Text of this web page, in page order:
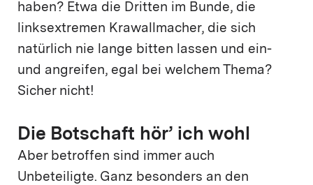
haben? Etwa die Dritten im Bunde, die
linksextremen Krawallmacher, die sich
natürlich nie lange bitten lassen und ein-
und angreifen, egal bei welchem Thema?
Sicher nicht!
Die Botschaft hör’ ich wohl
Aber betroffen sind immer auch
Unbeteiligte. Ganz besonders an den